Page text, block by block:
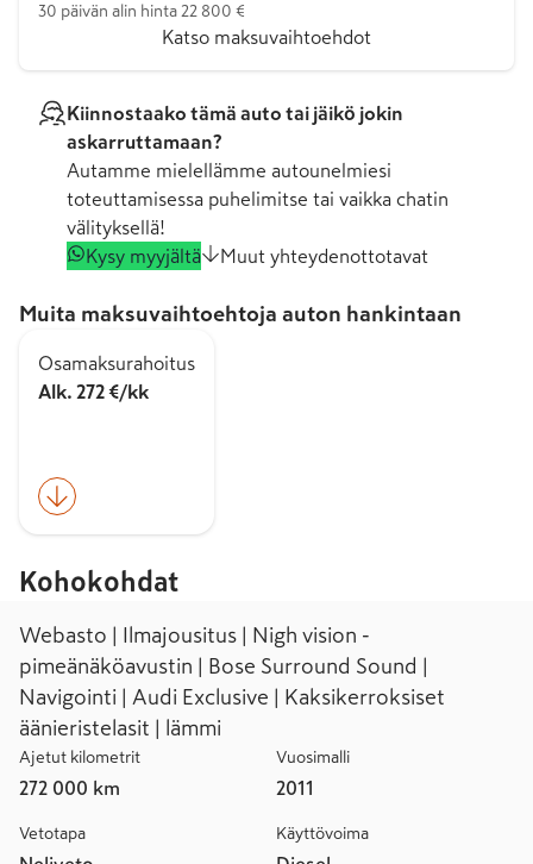
30 päivän alin hinta 22 800 €
Katso maksuvaihtoehdot
Kiinnostaako tämä auto tai jäikö jokin
askarruttamaan?
Autamme mielellämme autounelmiesi
toteuttamisessa puhelimitse tai vaikka chatin
välityksellä!
Kysy myyjältä
Muut yhteydenottotavat
Muita maksuvaihtoehtoja auton hankintaan
Osamaksurahoitus
Alk. 272 €/kk
Kohokohdat
Webasto | Ilmajousitus | Nigh vision -
pimeänäköavustin | Bose Surround Sound |
Navigointi | Audi Exclusive | Kaksikerroksiset
äänieristelasit | lämmi
Ajetut kilometrit
272 000 km
Vuosimalli
2011
Vetotapa Käyttövoima